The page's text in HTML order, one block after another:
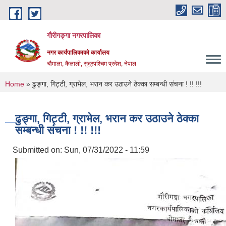
Skip to main content
गौरीगङ्गा नगरपालिका
नगर कार्यपालिकाको कार्यालय
चौमाला, कैलाली, सुदूरपश्चिम प्रदेश, नेपाल
You are here
Home » ढुङ्गा, गिट्टी, ग्राभेल, भरान कर उठाउने ठेक्का सम्बन्धी संचना ! !! !!!
ढुङ्गा, गिट्टी, ग्राभेल, भरान कर उठाउने ठेक्का
सम्बन्धी संचना ! !! !!!
Submitted on: Sun, 07/31/2022 - 11:59